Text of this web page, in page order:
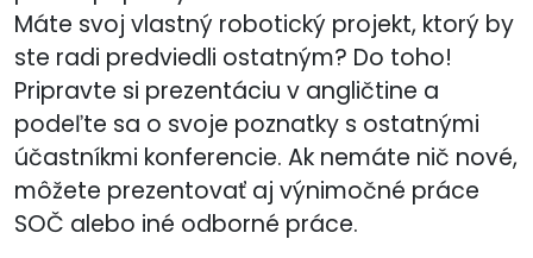
Máte svoj vlastný robotický projekt, ktorý by
ste radi predviedli ostatným? Do toho!
Pripravte si prezentáciu v angličtine a
podeľte sa o svoje poznatky s ostatnými
účastníkmi konferencie. Ak nemáte nič nové,
môžete prezentovať aj výnimočné práce
SOČ alebo iné odborné práce.